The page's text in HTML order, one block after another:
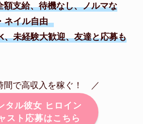
額支給、待機なし、ノルマな
ネイル自由
、未経験大歓迎、友達と応募も
で高収入を稼ぐ！ ／
タル彼女 ヒロイン
スト応募はこちら